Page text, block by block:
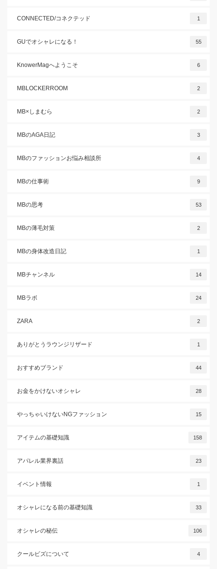
CONNECTED/コネクテッド 1
GUでオシャレになる！ 55
KnowerMagへようこそ 6
MBLOCKERROOM 2
MB×しまむら 2
MBのAGA日記 3
MBのファッションお悩み相談所 4
MBの仕事術 9
MBの思考 53
MBの薄毛対策 2
MBの身体改造日記 1
MBチャンネル 14
MBラボ 24
ZARA 2
ありがとうラウンジリザード 1
おすすめブランド 44
お金をかけないオシャレ 28
やっちゃいけないNGファッション 15
アイテムの基礎知識 158
アパレル業界裏話 23
イベント情報 1
オシャレになる前の基礎知識 33
オシャレの秘伝 106
クールビズについて 4